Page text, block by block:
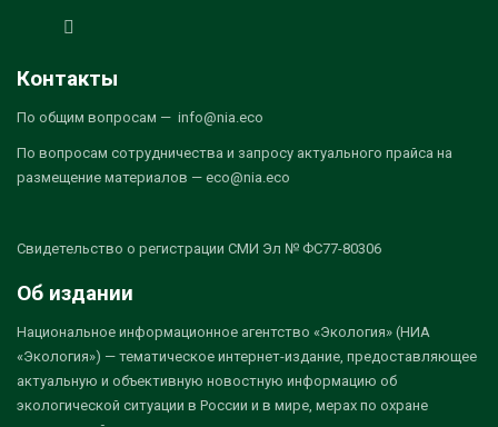
Контакты
По общим вопросам — info@nia.eco
По вопросам сотрудничества и запросу актуального прайса на
размещение материалов — eco@nia.eco
Свидетельство о регистрации СМИ Эл № ФС77-80306
Об издании
Национальное информационное агентство «Экология» (НИА
«Экология») — тематическое интернет-издание, предоставляющее
актуальную и объективную новостную информацию об
экологической ситуации в России и в мире, мерах по охране